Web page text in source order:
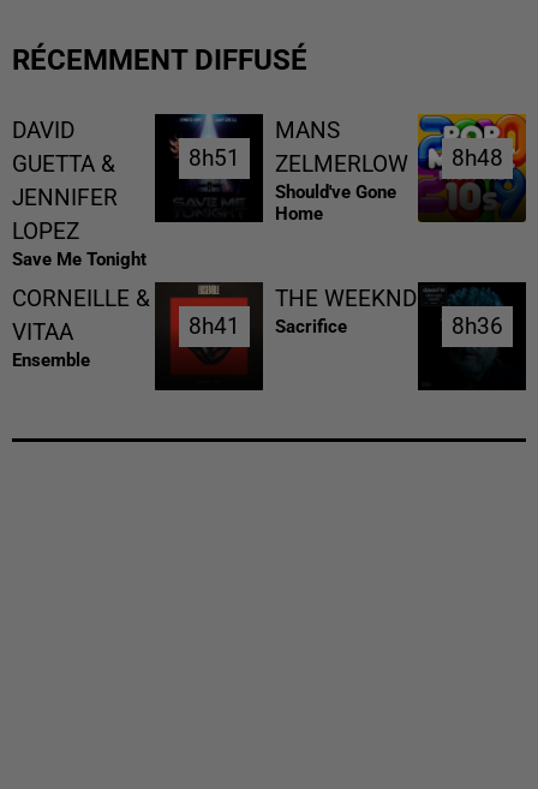
RÉCEMMENT DIFFUSÉ
DAVID
GUETTA &
JENNIFER
LOPEZ
Save Me Tonight
8h51
8h51
MANS
ZELMERLOW
Should've Gone
Home
8h48
8h48
CORNEILLE &
VITAA
Ensemble
8h41
8h41
THE WEEKND
Sacrifice 8h36
8h36